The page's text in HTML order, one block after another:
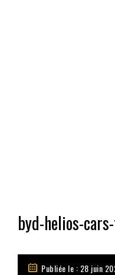
byd-helios-
Publiée le : 28 juin